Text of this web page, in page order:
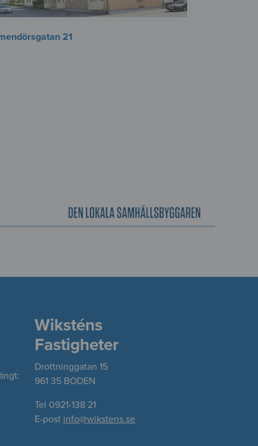
21
Wiksténs
Fastigheter
Drottninggatan 15
961 35 BODEN
Tel 0921-138 21
E-post info@wikstens.se